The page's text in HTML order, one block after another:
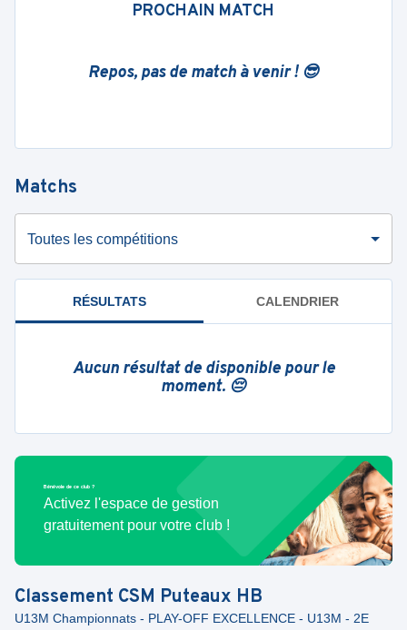
PROCHAIN MATCH
Repos, pas de match à venir ! 😎
Matchs
Toutes les compétitions
RÉSULTATS CALENDRIER
Aucun résultat de disponible pour le
moment. 😔
Bénévole de ce club ?
Activez l'espace de gestion
gratuitement pour votre club !
Classement CSM Puteaux HB
U13M Championnats - PLAY-OFF EXCELLENCE - U13M - 2E